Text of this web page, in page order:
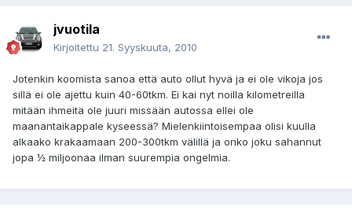
jvuotila
Kirjoitettu 21. Syyskuuta, 2010
Jotenkin koomista sanoa että auto ollut hyvä ja ei ole vikoja jos
sillä ei ole ajettu kuin 40-60tkm. Ei kai nyt noilla kilometreilla
mitään ihmeitä ole juuri missään autossa ellei ole
maanantaikappale kyseessä? Mielenkiintoisempaa olisi kuulla
alkaako krakaamaan 200-300tkm välillä ja onko joku sahannut
jopa ½ miljoonaa ilman suurempia ongelmia.